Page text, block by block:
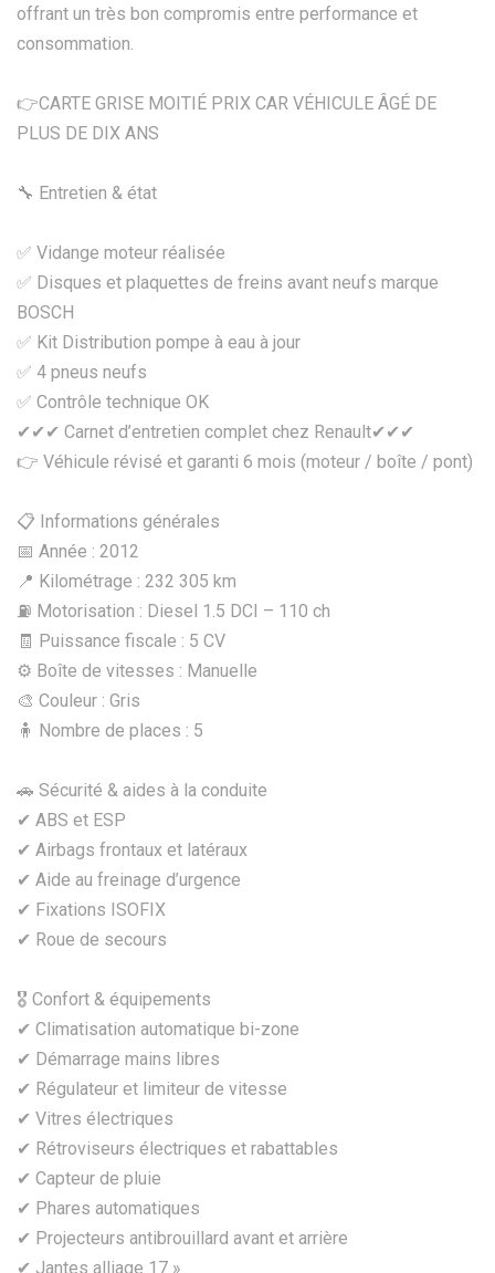
offrant un très bon compromis entre performance et
consommation.
👉CARTE GRISE MOITIÉ PRIX CAR VÉHICULE ÂGÉ DE
PLUS DE DIX ANS
🔧 Entretien & état
✅ Vidange moteur réalisée
✅ Disques et plaquettes de freins avant neufs marque
BOSCH
✅ Kit Distribution pompe à eau à jour
✅ 4 pneus neufs
✅ Contrôle technique OK
✔✔✔ Carnet d’entretien complet chez Renault✔✔✔
👉 Véhicule révisé et garanti 6 mois (moteur / boîte / pont)
📋 Informations générales
📅 Année : 2012
📍 Kilométrage : 232 305 km
⛽ Motorisation : Diesel 1.5 DCI – 110 ch
🧾 Puissance fiscale : 5 CV
⚙️ Boîte de vitesses : Manuelle
🎨 Couleur : Gris
🧍 Nombre de places : 5
🚗 Sécurité & aides à la conduite
✔ ABS et ESP
✔ Airbags frontaux et latéraux
✔ Aide au freinage d’urgence
✔ Fixations ISOFIX
✔ Roue de secours
🎖️ Confort & équipements
✔ Climatisation automatique bi-zone
✔ Démarrage mains libres
✔ Régulateur et limiteur de vitesse
✔ Vitres électriques
✔ Rétroviseurs électriques et rabattables
✔ Capteur de pluie
✔ Phares automatiques
✔ Projecteurs antibrouillard avant et arrière
✔ Jantes alliage 17 »